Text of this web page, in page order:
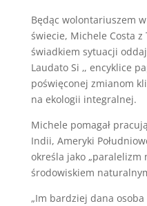
Będąc wolontariuszem
świecie, Michele Costa
świadkiem sytuacji
Laudato Si ‚, encyklice
poświęconej zmianom
na ekologii integralnej.
Michele pomagał
Indii, Ameryki
określa jako „paralelizm
środowiskiem
„Im bardziej dana